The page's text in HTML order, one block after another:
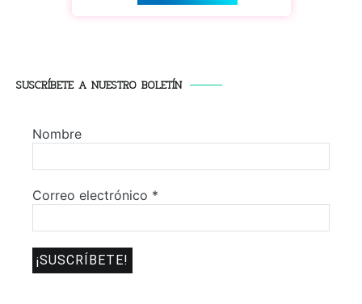
SUSCRÍBETE A NUESTRO BOLETÍN
Nombre
Correo electrónico *